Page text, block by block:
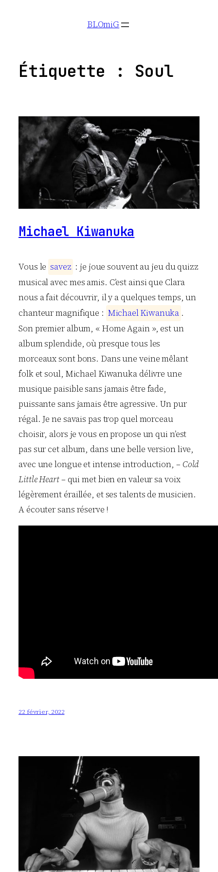
BLOmiG
Étiquette : Soul
Michael Kiwanuka
Vous le savez : je joue souvent au jeu du quizz
musical avec mes amis. C’est ainsi que Clara
nous a fait découvrir, il y a quelques temps, un
chanteur magnifique : MichaelKiwanuka .
Son premier album, « Home Again », est un
album splendide, où presque tous les
morceaux sont bons. Dans une veine mêlant
folk et soul, Michael Kiwanuka délivre une
musique paisible sans jamais être fade,
puissante sans jamais être agressive. Un pur
régal. Je ne savais pas trop quel morceau
choisir, alors je vous en propose un qui n’est
pas sur cet album, dans une belle version live,
avec une longue et intense introduction, – Cold
Little Heart– qui met bien en valeur sa voix
légèrement éraillée, et ses talents de musicien.
A écouter sans réserve !
22 février, 2022